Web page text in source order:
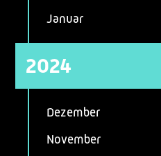
Januar
2024
Dezember
November